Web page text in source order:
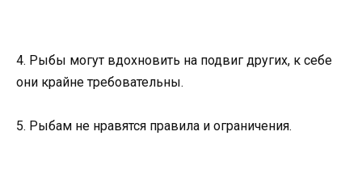
4. Рыбы могут вдохновить на подвиг других, к себе
они крайне требовательны.
5. Рыбам не нравятся правила и ограничения.